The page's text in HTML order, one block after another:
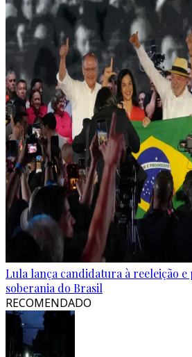
Lula lança candidatura à reeleição
soberania do Brasil
RECOMENDADO